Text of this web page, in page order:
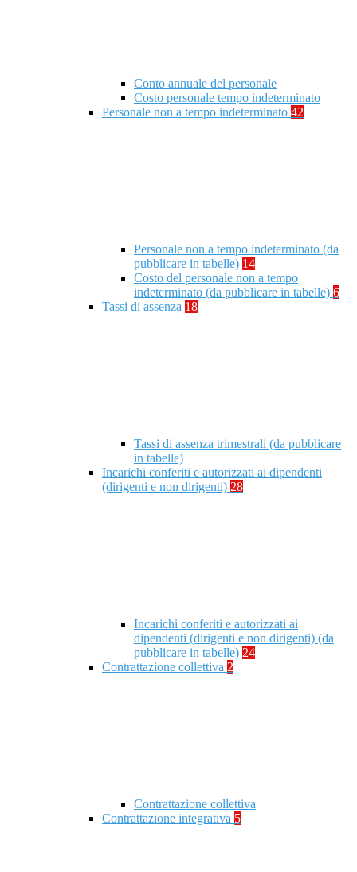
Conto annuale del personale
Costo personale tempo indeterminato
Personale non a tempo indeterminato 42
Personale non a tempo indeterminato (da
pubblicare in tabelle) 14
Costo del personale non a tempo
indeterminato (da pubblicare in tabelle) 6
Tassi di assenza 18
Tassi di assenza trimestrali (da pubblicare
in tabelle)
Incarichi conferiti e autorizzati ai dipendenti
(dirigenti e non dirigenti) 28
Incarichi conferiti e autorizzati ai
dipendenti (dirigenti e non dirigenti) (da
pubblicare in tabelle) 24
Contrattazione collettiva 2
Contrattazione collettiva
Contrattazione integrativa 5